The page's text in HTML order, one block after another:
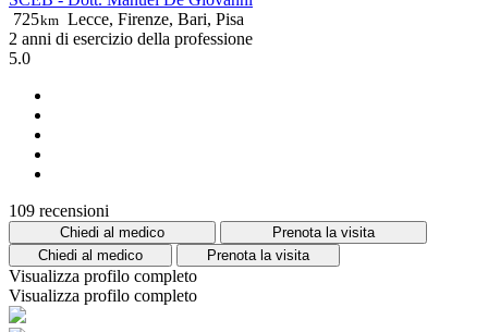
725km Lecce, Firenze, Bari, Pisa
2 anni di esercizio della professione
5.0
109 recensioni
Chiedi al medico
Prenota la visita
Chiedi al medico
Prenota la visita
Visualizza profilo completo
Visualizza profilo completo